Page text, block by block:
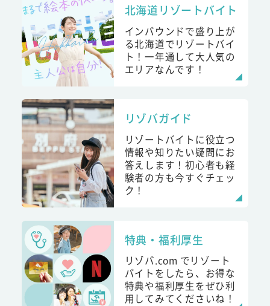
北海道リゾートバイト
インバウンドで盛り上が
る北海道でリゾートバイ
ト！一年通して大人気の
エリアなんです！
リゾバガイド
リゾートバイトに役立つ
情報や知りたい疑問にお
答えします！初心者も経
験者の方も今すぐチェッ
ク！
特典・福利厚生
リゾバ.com でリゾート
バイトをしたら、お得な
特典や福利厚生をぜひ利
用してみてくださいね！